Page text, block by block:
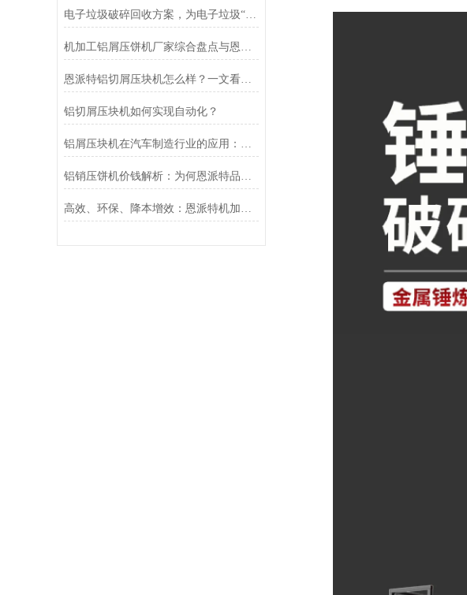
电子垃圾破碎回收方案，为电子垃圾“掘金”之旅再加速！
机加工铝屑压饼机厂家综合盘点与恩派特品牌实力解析
恩派特铝切屑压块机怎么样？一文看懂为什么它值得推荐
铝切屑压块机如何实现自动化？
铝屑压块机在汽车制造行业的应用：恩派特品牌推荐
铝销压饼机价钱解析：为何恩派特品牌是您的高价值之选？
高效、环保、降本增效：恩派特机加工铝屑压饼机在汽车制造行业的应用